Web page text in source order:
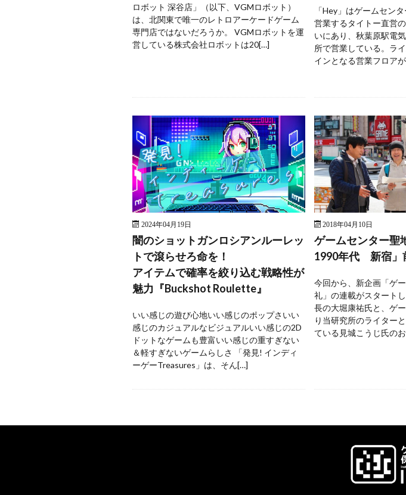
ロボット 深谷店」（以下、VGMロボット）
は、北関東で唯一のレトロアーケードゲーム
専門店ではないだろうか。 VGMロボットを運
営している株式会社ロボットは20[…]
「Hey」はゲームセン
営業するタイトー直営
いにあり、秋葉原駅電
所で営業している。ラ
インとなる営業フロア
2024年04月19日
闇のショットガンロシアンルーレッ
トで滾らせろ命を！
アイテムで確率を絞り込む戦略性が
魅力『Buckshot Roulette』
いい感じの遊び心地いい感じのポップさいい
感じのカジュアルなビジュアルいい感じの2D
ドットなゲームも豊富いい感じの重すぎない
＆軽すぎないゲームらしさ 「発見! インディ
ーゲーTreasures」は、そん[…]
2018年04月10日
ゲームセンター聖
1990年代 新宿」
今回から、新企画「ゲ
礼」の連載がスタート
長の大堀康祐氏と、ゲ
り当研究所のライター
ている見城こうじ氏の